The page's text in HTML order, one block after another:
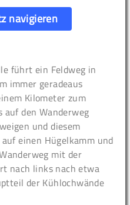
navigieren
führt ein Feldweg in
immer geradeaus
Kilometer zum
den Wanderweg
und diesem
einen Hügelkamm und
mit der
nach links nach etwa
der Kühlochwände